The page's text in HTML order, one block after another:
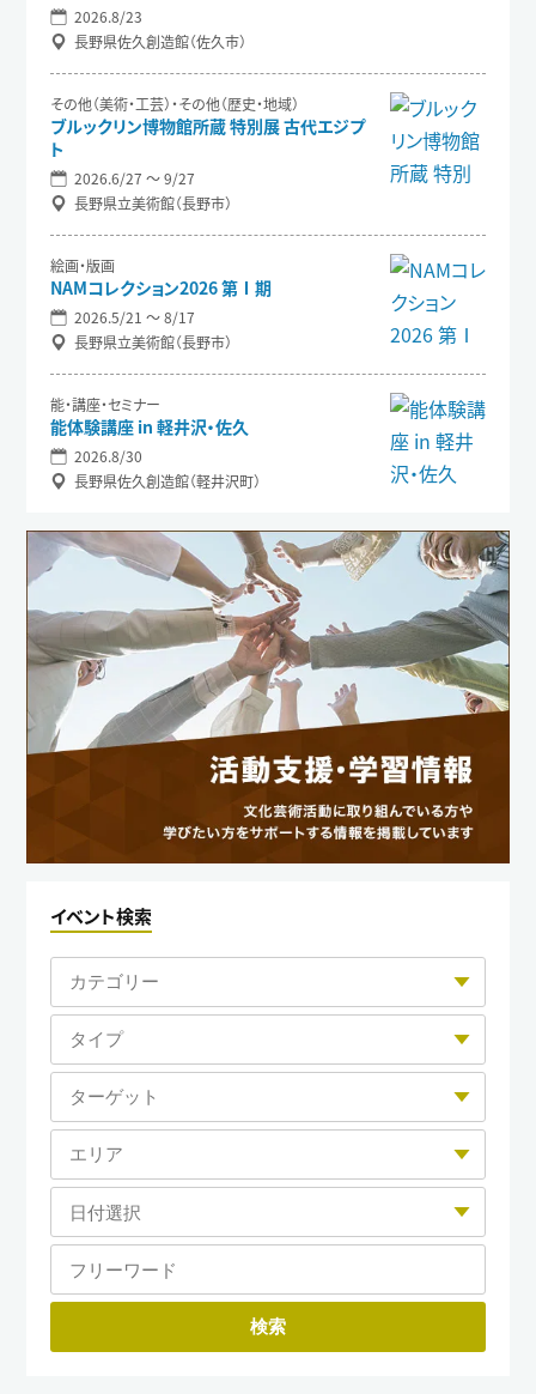
2026.8/23
長野県佐久創造館（佐久市）
その他（美術・工芸）・その他（歴史・地域）
ブルックリン博物館所蔵 特別展 古代エジプ
ト
2026.6/27 〜 9/27
長野県立美術館（長野市）
絵画・版画
NAMコレクション2026 第Ⅰ期
2026.5/21 〜 8/17
長野県立美術館（長野市）
能・講座・セミナー
能体験講座 in 軽井沢・佐久
2026.8/30
長野県佐久創造館（軽井沢町）
イベント検索